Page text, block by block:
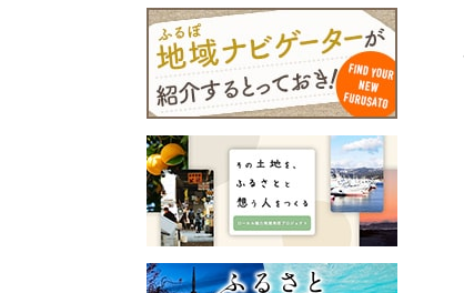
青山剛昌ふるさと館をはじ
め、駅から青山剛昌ふるさ
と館までの約1.4kmを「コナ
ン通り」と名付け、キャラ
クターのブロンズ像やカラ
ーオブジェが点在するなど
「名探偵コナンに会えるま
ち」づくりを進めていま
町を応援していただけるみ
まちづくりを進めていきま
近畿地方
滋賀県